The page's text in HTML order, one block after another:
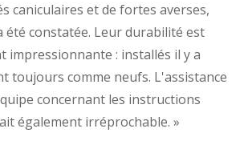
caniculaires et de fortes averses,
été constatée. Leur durabilité est
impressionnante : installés il y a
toujours comme neufs. L'assistance
concernant les instructions
également irréprochable. »